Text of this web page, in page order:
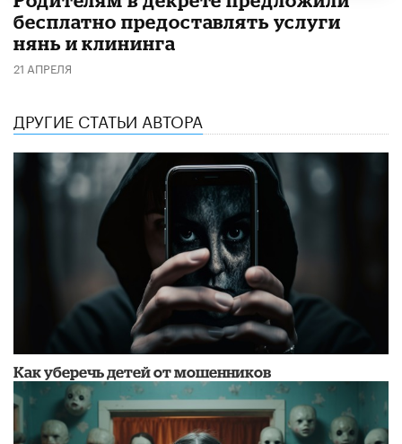
бесплатно предоставлять услуги
нянь и клининга
21 АПРЕЛЯ
ДРУГИЕ СТАТЬИ АВТОРА
Как уберечь детей от мошенников